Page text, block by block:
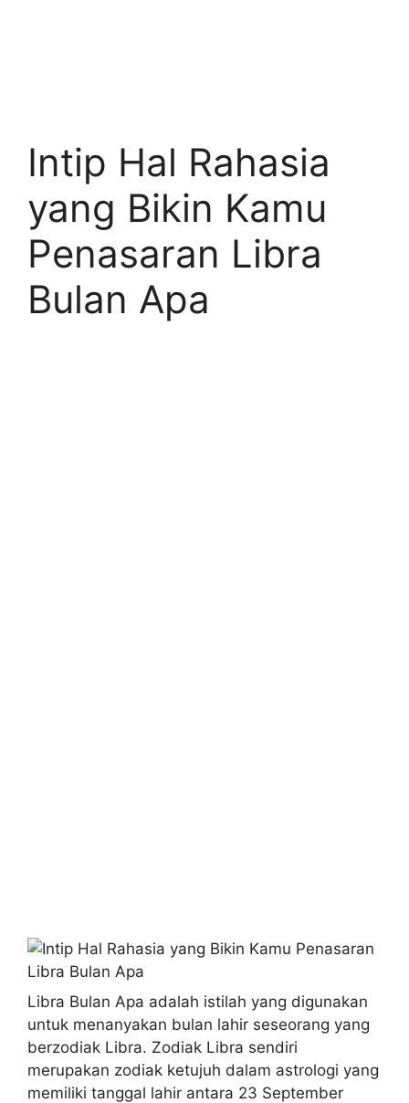
Intip Hal Rahasia
yang Bikin Kamu
Penasaran Libra
Bulan Apa
Libra Bulan Apa adalah istilah yang digunakan
untuk menanyakan bulan lahir seseorang yang
berzodiak Libra. Zodiak Libra sendiri
merupakan zodiak ketujuh dalam astrologi yang
memiliki tanggal lahir antara 23 September